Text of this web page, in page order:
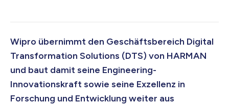
gegeben. Das Ziel dieser Kooperation ist es, die IT-Landschaft
im Unternehmens- und Verbrauchersegment zu verbessern.
Durch die Kombination von KI und umfassender...
Wipro übernimmt den Geschäftsbereich Digital
Transformation Solutions (DTS) von HARMAN
und baut damit seine Engineering-
Innovationskraft sowie seine Exzellenz in
Forschung und Entwicklung weiter aus